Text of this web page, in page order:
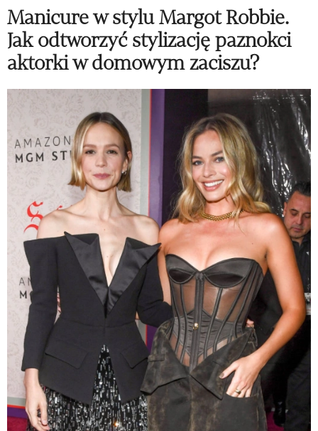
Manicure w stylu Margot Robbie.
Jak odtworzyć stylizację paznokci
aktorki w domowym zaciszu?